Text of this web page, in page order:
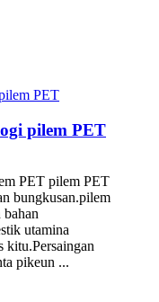
pilem PET
PET pilem PET
bungkusan.pilem
utamina
kitu.Persaingan
pikeun ...